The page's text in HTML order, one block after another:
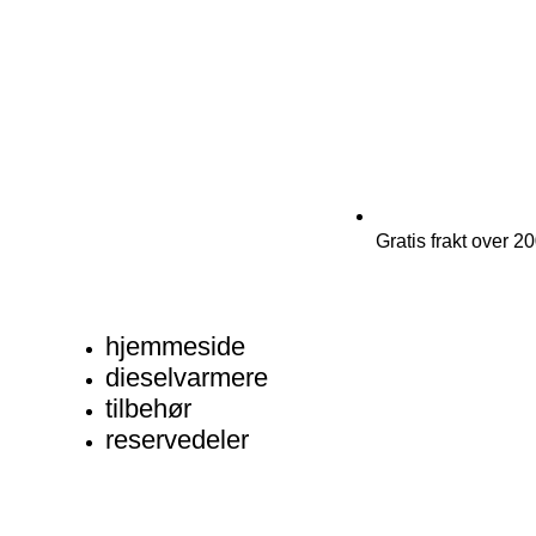
Gratis frakt over
hjemmeside
dieselvarmere
tilbehør
reservedeler